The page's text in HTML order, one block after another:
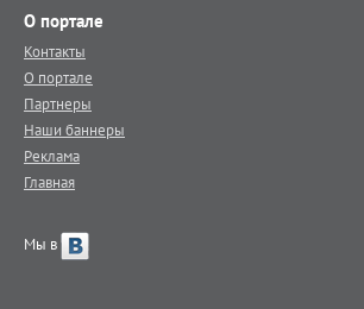
О портале
Контакты
О портале
Партнеры
Наши баннеры
Реклама
Главная
Мы в